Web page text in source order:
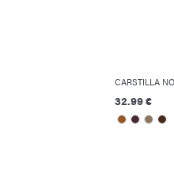
32.99 €